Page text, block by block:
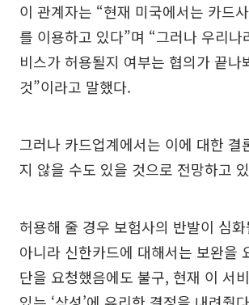
이 관계자는 “현재 미국에서는 카드
를 이용하고 있다”며 “그러나 우리나
비스가 허용될지 여부는 협의가 끝나
것”이라고 말했다.
그러나 카드업계에서는 이에 대한 결
지 않을 수도 있을 것으로 전망하고
허용해 줄 경우 보험사의 반발이 심
아니라 신한카드에 대해서는 보완을
단을 요청했음에도 불구, 현재 이 서